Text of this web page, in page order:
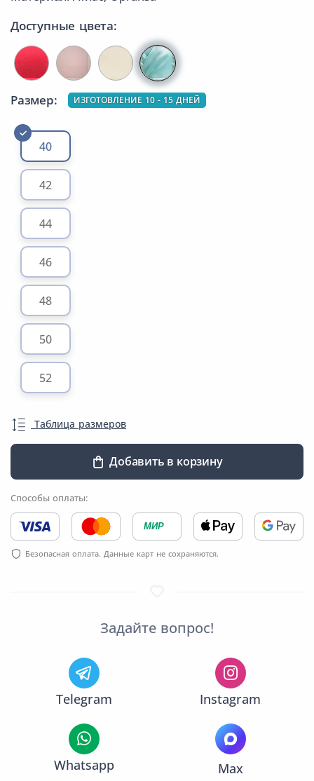
Доступные цвета:
Размер: ИЗГОТОВЛЕНИЕ 10 - 15 ДНЕЙ
40
42
44
46
48
50
52
Таблица размеров
Добавить в корзину
Способы оплаты:
МИР
Безопасная оплата. Данные карт не сохраняются.
Задайте вопрос!
Telegram Instagram
Whatsapp Max